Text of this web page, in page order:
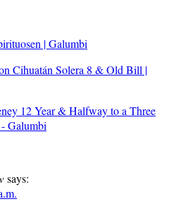
| Galumbi
Cihuatán Solera 8 & Old Bill |
12 Year & Halfway to a Three
Galumbi
says: